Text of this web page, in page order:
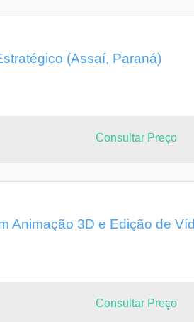
(Assaí, Paraná)
Consultar Preço
Animação 3D e Edição de
Consultar Preço